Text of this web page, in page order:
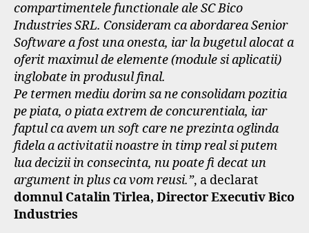
compartimentele functionale ale SC Bico
Industries SRL. Consideram ca abordarea Senior
Software a fost una onesta, iar la bugetul alocat a
oferit maximul de elemente (module si aplicatii)
inglobate in produsul final.
Pe termen mediu dorim sa ne consolidam pozitia
pe piata, o piata extrem de concurentiala, iar
faptul ca avem un soft care ne prezinta oglinda
fidela a activitatii noastre in timp real si putem
lua decizii in consecinta, nu poate fi decat un
argument in plus ca vom reusi.”, a declarat
domnul Catalin Tirlea, Director Executiv Bico
Industries